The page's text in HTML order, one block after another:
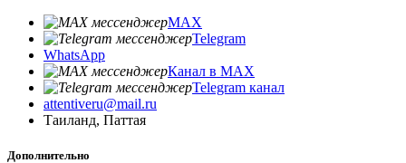
MAX
Telegram
WhatsApp
Канал в MAX
Telegram канал
attentiveru@mail.ru
Таиланд, Паттая
Дополнительно